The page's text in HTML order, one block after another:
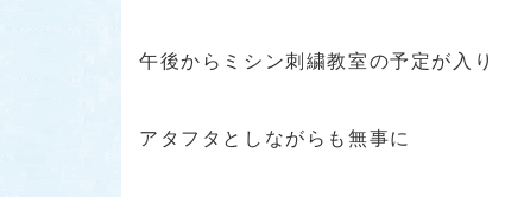
午後からミシン刺繍教室の予定が入り
アタフタとしながらも無事に